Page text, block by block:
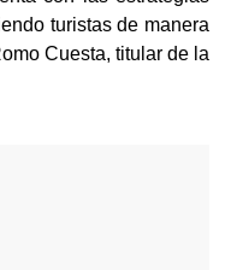
turistas de manera
Cuesta, titular de la